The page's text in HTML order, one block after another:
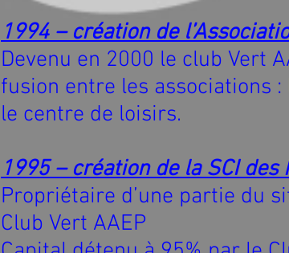
1994 – création de
Devenu en 2000 le club Vert
fusion entre les associations :
le centre de loisirs.
1995 – création de la SCI des
Propriétaire d’une partie du
Club Vert AAEP